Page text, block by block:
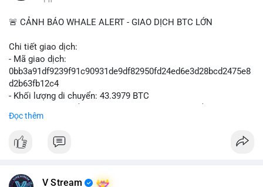
🚨 CẢNH BÁO WHALE ALERT - GIAO DỊCH BTC LỚN
Chi tiết giao dịch:
- Mã giao dịch:
0bb3a91df9239f91c90931de9df82950fd24ed6e3d28bcd2475e8
d2b63fb12c4
- Khối lượng di chuyển: 43.3979 BTC
USD)
- Thời gian: 04:18
số đủ lớn để tạo áp lực thanh khoản tức thời. Hành vi này có
Đọc thêm
V Stream